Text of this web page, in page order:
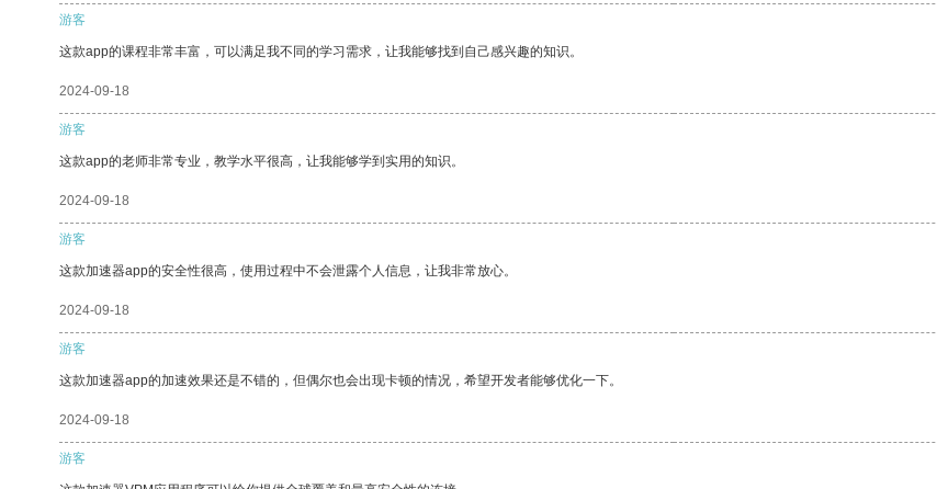
游客
这款app的课程非常丰富，可以满足我不同的学习需求，让我能够找到自己感兴趣的知识。
2024-09-18
游客
这款app的老师非常专业，教学水平很高，让我能够学到实用的知识。
2024-09-18
游客
这款加速器app的安全性很高，使用过程中不会泄露个人信息，让我非常放心。
2024-09-18
游客
这款加速器app的加速效果还是不错的，但偶尔也会出现卡顿的情况，希望开发者能够优化一下。
2024-09-18
游客